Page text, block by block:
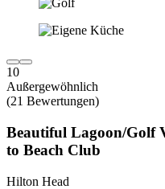
10
Außergewöhnlich
(21 Bewertungen)
Beautiful Lagoon/Golf
to Beach Club
Hilton Head